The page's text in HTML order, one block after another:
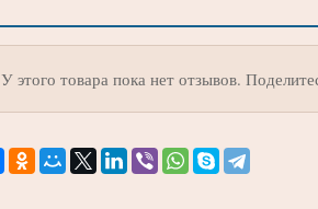
У этого товара пока нет отзывов.